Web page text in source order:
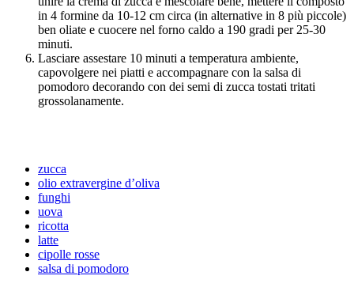
in 4 formine da 10-12 cm circa (in alternative in 8 più piccole)
ben oliate e cuocere nel forno caldo a 190 gradi per 25-30
minuti.
Lasciare assestare 10 minuti a temperatura ambiente,
capovolgere nei piatti e accompagnare con la salsa di
pomodoro decorando con dei semi di zucca tostati tritati
grossolanamente.
zucca
olio extravergine d’oliva
funghi
uova
ricotta
latte
cipolle rosse
salsa di pomodoro